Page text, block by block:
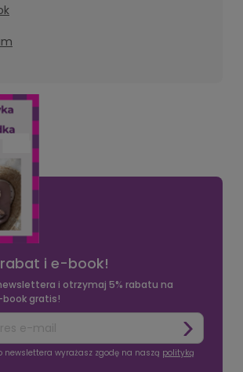
i e-book!
i otrzymaj 5% rabatu na
gratis!
newslettera wyrażasz zgodę na naszą polityką